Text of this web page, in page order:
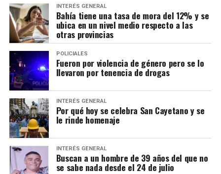
INTERÉS GENERAL
Bahía tiene una tasa de mora del 12% y se
ubica en un nivel medio respecto a las
otras provincias
POLICIALES
Fueron por violencia de género pero se lo
llevaron por tenencia de drogas
INTERÉS GENERAL
Por qué hoy se celebra San Cayetano y se
le rinde homenaje
INTERÉS GENERAL
Buscan a un hombre de 39 años del que no
se sabe nada desde el 24 de julio